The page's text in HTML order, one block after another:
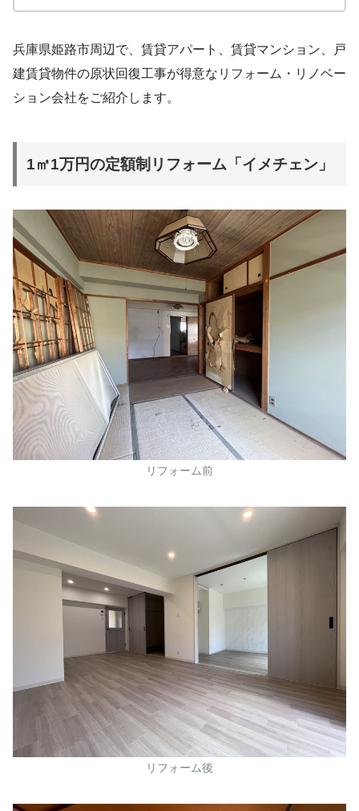
兵庫県姫路市周辺で、賃貸アパート、賃貸マンション、戸
建賃貸物件の原状回復工事が得意なリフォーム・リノベー
ション会社をご紹介します。
1㎡1万円の定額制リフォーム「イメチェン」
リフォーム前
リフォーム後